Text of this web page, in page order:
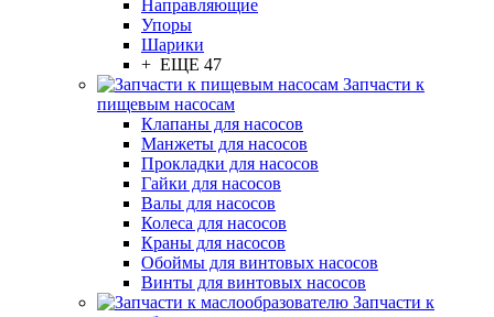
Направляющие
Упоры
Шарики
+ ЕЩЕ 47
Запчасти к
пищевым насосам
Клапаны для насосов
Манжеты для насосов
Прокладки для насосов
Гайки для насосов
Валы для насосов
Колеса для насосов
Краны для насосов
Обоймы для винтовых насосов
Винты для винтовых насосов
Запчасти к